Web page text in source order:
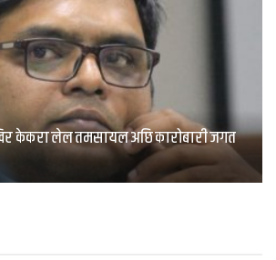
केकरा लेल तमसायल अछि कारोबारी जगत